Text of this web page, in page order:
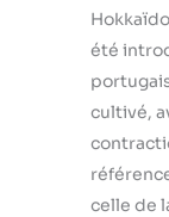
été
cultivé,
celle de